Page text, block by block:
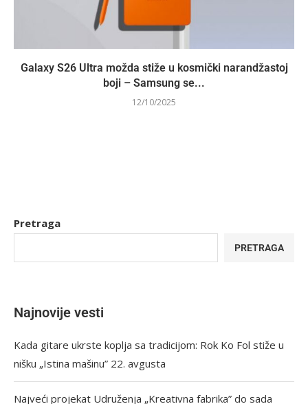
Galaxy S26 Ultra možda stiže u kosmički narandžastoj
boji – Samsung se...
12/10/2025
Pretraga
PRETRAGA
Najnovije vesti
Kada gitare ukrste koplja sa tradicijom: Rok Ko Fol stiže u
nišku „Istina mašinu” 22. avgusta
Najveći projekat Udruženja „Kreativna fabrika” do sada